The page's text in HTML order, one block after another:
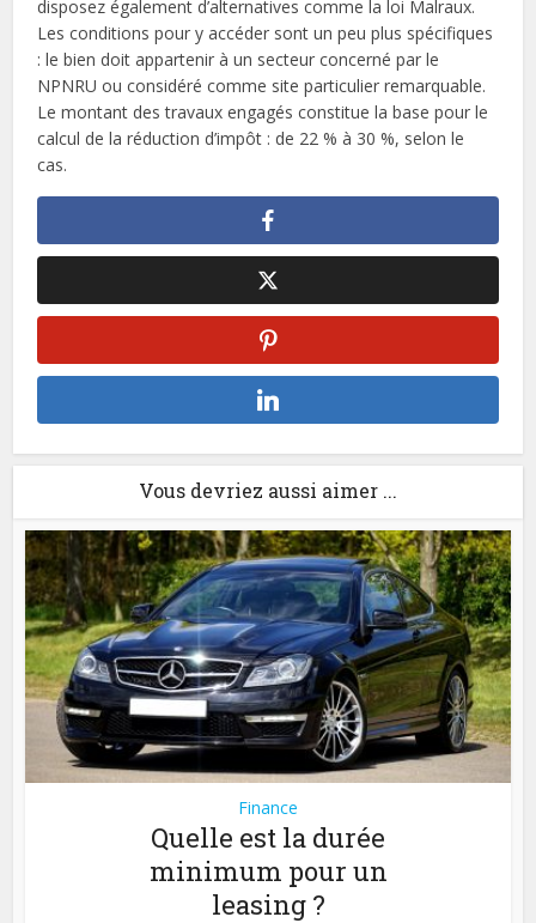
disposez également d’alternatives comme la loi Malraux.
Les conditions pour y accéder sont un peu plus spécifiques
: le bien doit appartenir à un secteur concerné par le
NPNRU ou considéré comme site particulier remarquable.
Le montant des travaux engagés constitue la base pour le
calcul de la réduction d’impôt : de 22 % à 30 %, selon le
cas.
Vous devriez aussi aimer ...
Finance
Quelle est la durée
minimum pour un
leasing ?